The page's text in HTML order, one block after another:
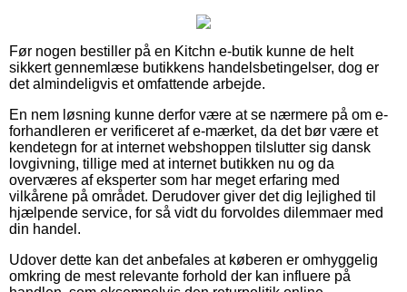
Før nogen bestiller på en Kitchn e-butik kunne de helt
sikkert gennemlæse butikkens handelsbetingelser, dog er
det almindeligvis et omfattende arbejde.
En nem løsning kunne derfor være at se nærmere på om e-
forhandleren er verificeret af e-mærket, da det bør være et
kendetegn for at internet webshoppen tilslutter sig dansk
lovgivning, tillige med at internet butikken nu og da
overværes af eksperter som har meget erfaring med
vilkårene på området. Derudover giver det dig lejlighed til
hjælpende service, for så vidt du forvoldes dilemmaer med
din handel.
Udover dette kan det anbefales at køberen er omhyggelig
omkring de mest relevante forhold der kan influere på